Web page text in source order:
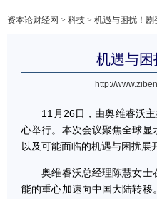
资本论财经网 > 科技 > 机遇与困扰！剧
机遇与
http://
11月26日，由奥维睿沃主
心举行。本次会议聚焦全球
以及可能面临的机遇与困扰展
奥维睿沃总经理陈慧女士在
能的重心加速向中国大陆转